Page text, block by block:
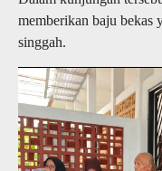
memberikan baju bekas
singgah.